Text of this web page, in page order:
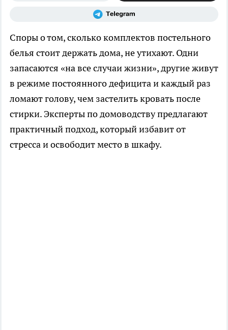
Споры о том, сколько комплектов постельного
белья стоит держать дома, не утихают. Одни
запасаются «на все случаи жизни», другие живут
в режиме постоянного дефицита и каждый раз
ломают голову, чем застелить кровать после
стирки. Эксперты по домоводству предлагают
практичный подход, который избавит от
стресса и освободит место в шкафу.